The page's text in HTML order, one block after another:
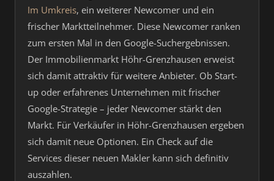
Im Umkreis, ein weiterer Newcomer und ein
frischer Marktteilnehmer. Diese Newcomer ranken
zum ersten Mal in den Google-Suchergebnissen.
Der Immobilienmarkt Höhr-Grenzhausen erweist
sich damit attraktiv für weitere Anbieter. Ob Start-
up oder erfahrenes Unternehmen mit frischer
Google-Strategie – jeder Newcomer stärkt den
Markt. Für Verkäufer in Höhr-Grenzhausen ergeben
sich damit neue Optionen. Ein Check auf die
Services dieser neuen Makler kann sich definitiv
auszahlen.